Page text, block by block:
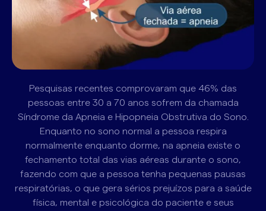
Pesquisas recentes comprovaram que 46% das
pessoas entre 30 a 70 anos sofrem da chamada
Síndrome da Apneia e Hipopneia Obstrutiva do Sono.
Enquanto no sono normal a pessoa respira
normalmente enquanto dorme, na apneia existe o
fechamento total das vias aéreas durante o sono,
fazendo com que a pessoa tenha pequenas pausas
respiratórias, o que gera sérios prejuízos para a saúde
física, mental e psicológica do paciente e seus